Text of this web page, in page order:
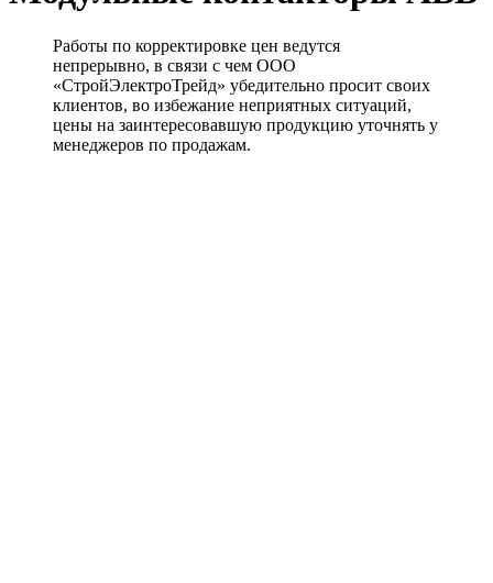
Работы по корректировке цен ведутся
непрерывно, в связи с чем ООО
«СтройЭлектроТрейд» убедительно просит своих
клиентов, во избежание неприятных ситуаций,
цены на заинтересовавшую продукцию уточнять у
менеджеров по продажам.